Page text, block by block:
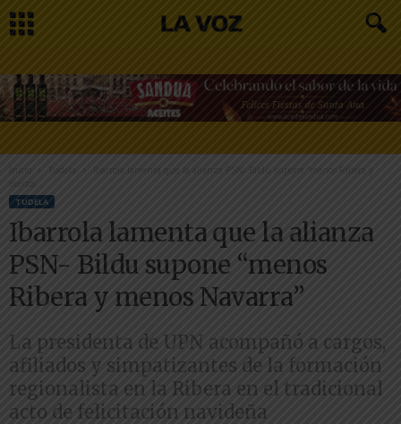
Inicio Tudela
Ibarrola lamenta que la alianza PSN- Bildu supone “menos Ribera y
TUDELA
Ibarrola lamenta que la alianza
PSN- Bildu supone “menos
Ribera y menos Navarra”
La presidenta de UPN acompañó a cargos,
afiliados y simpatizantes de la formación
regionalista en la Ribera en el tradicional
acto de felicitación navideña